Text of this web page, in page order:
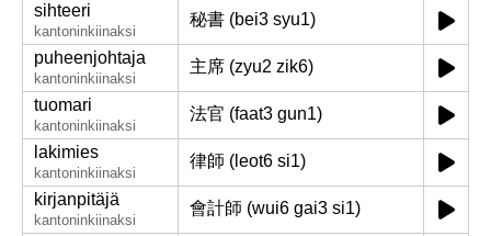
sihteeri
kantoninkiinaksi
秘書 (bei3 syu1)
puheenjohtaja
kantoninkiinaksi
主席 (zyu2 zik6)
tuomari
kantoninkiinaksi
法官 (faat3 gun1)
lakimies
kantoninkiinaksi
律師 (leot6 si1)
kirjanpitäjä
kantoninkiinaksi
會計師 (wui6 gai3 si1)